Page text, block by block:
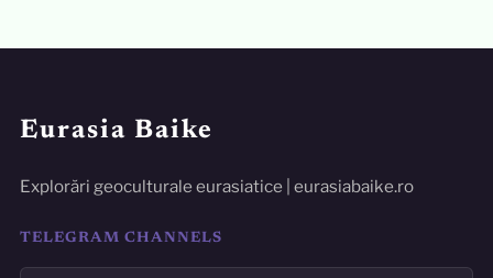
Eurasia Baike
Explorări geoculturale eurasiatice | eurasiabaike.ro
TELEGRAM CHANNELS